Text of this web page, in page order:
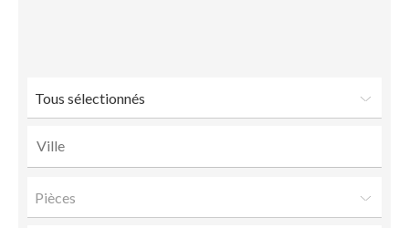
Tous sélectionnés
Pièces